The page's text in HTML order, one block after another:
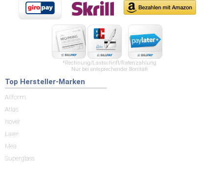
*Rechnung/Lastschrift/Ratenzahlung
Nur bei entsprechender Bonität!
Top Hersteller-Marken
Allform
Atlas
Isover
Laier
Mea
Superglass